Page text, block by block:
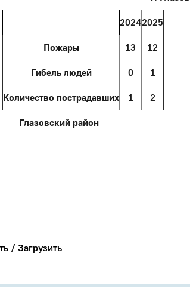
20242025
Пожары 13 12
Гибель людей 0 1
Количество пострадавших 1 2
Глазовский район
/ Загрузить